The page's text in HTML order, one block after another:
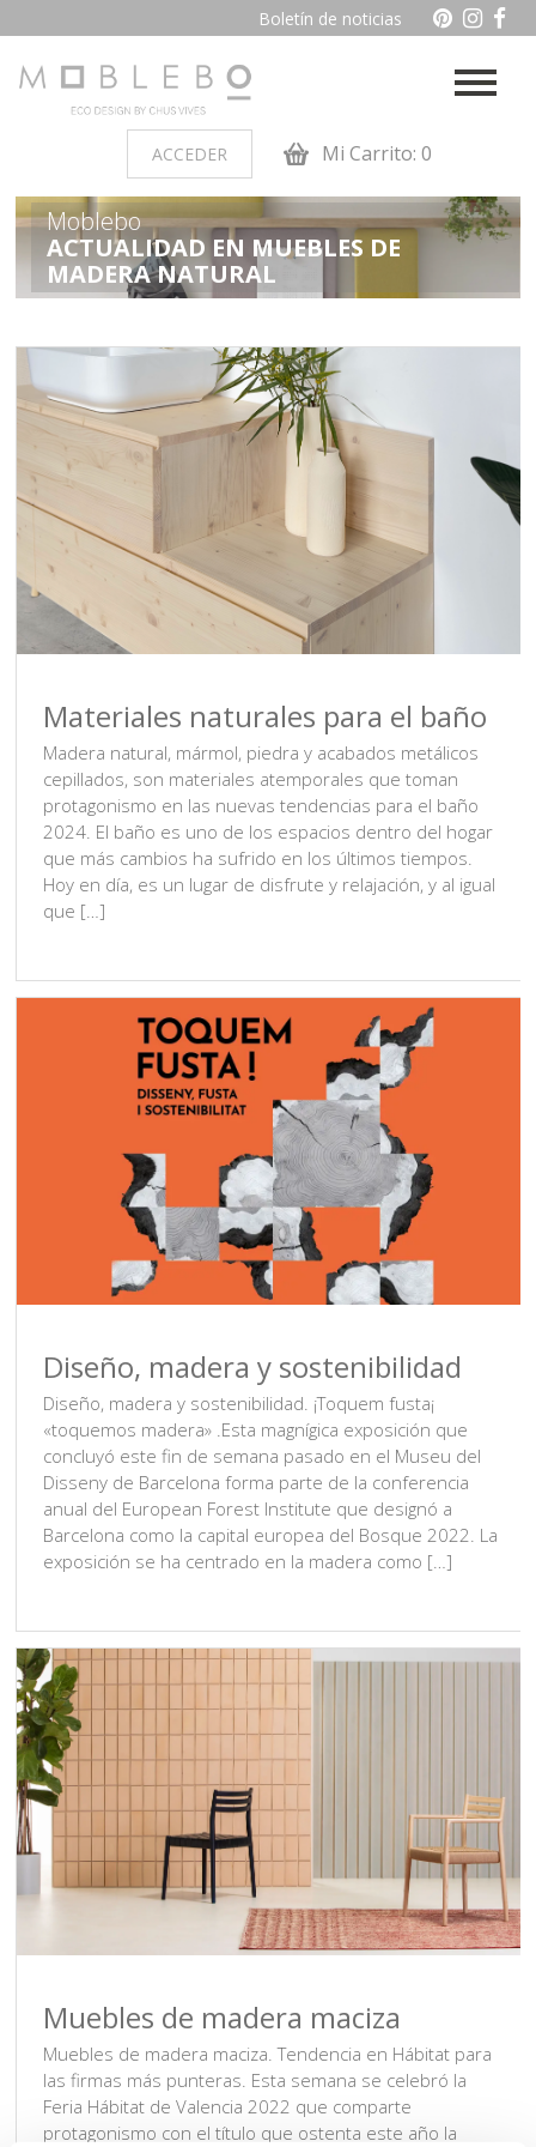
Boletín de noticias
ACCEDER Mi Carrito: 0
PRODUCTOS POR AMBIENTES
Auxiliares Baño
Cocina Dormitorio juvenil
Muebles de dormitorio de
madera
Oficina y otros
Salon
Moblebo
ACTUALIDAD EN MUEBLES DE
MADERA NATURAL
Materiales naturales para el baño
Madera natural, mármol, piedra y acabados metálicos
cepillados, son materiales atemporales que toman
protagonismo en las nuevas tendencias para el baño
2024. El baño es uno de los espacios dentro del hogar
que más cambios ha sufrido en los últimos tiempos.
Hoy en día, es un lugar de disfrute y relajación, y al igual
que […]
Diseño, madera y sostenibilidad
Diseño, madera y sostenibilidad. ¡Toquem fusta¡
«toquemos madera» .Esta magnígica exposición que
concluyó este fin de semana pasado en el Museu del
Disseny de Barcelona forma parte de la conferencia
anual del European Forest Institute que designó a
Barcelona como la capital europea del Bosque 2022. La
exposición se ha centrado en la madera como […]
Muebles de madera maciza
Muebles de madera maciza. Tendencia en Hábitat para
las firmas más punteras. Esta semana se celebró la
Feria Hábitat de Valencia 2022 que comparte
protagonismo con el título que ostenta este año la